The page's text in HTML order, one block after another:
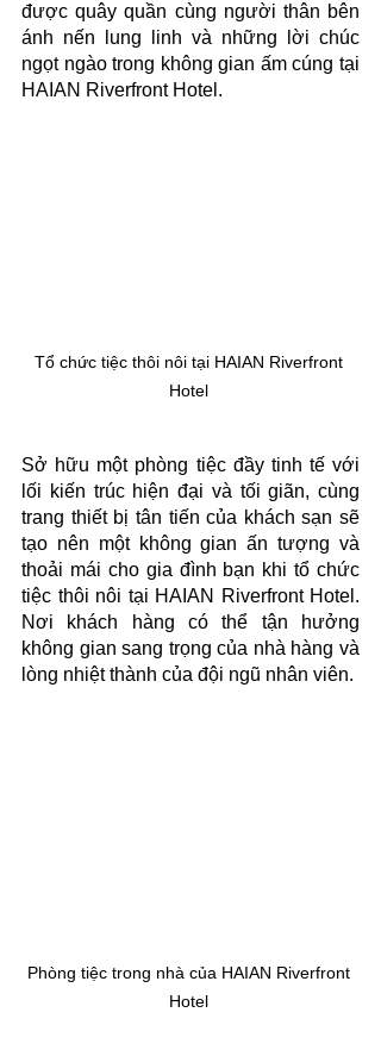
được quây quần cùng người thân bên
ánh nến lung linh và những lời chúc
ngọt ngào trong không gian ấm cúng tại
HAIAN Riverfront Hotel.
Tổ chức tiệc thôi nôi tại HAIAN Riverfront
Hotel
Sở hữu một phòng tiệc đầy tinh tế với
lối kiến trúc hiện đại và tối giãn, cùng
trang thiết bị tân tiến của khách sạn sẽ
tạo nên một không gian ấn tượng và
thoải mái cho gia đình bạn khi tổ chức
tiệc thôi nôi tại HAIAN Riverfront Hotel.
Nơi khách hàng có thể tận hưởng
không gian sang trọng của nhà hàng và
lòng nhiệt thành của đội ngũ nhân viên.
Phòng tiệc trong nhà của HAIAN Riverfront
Hotel